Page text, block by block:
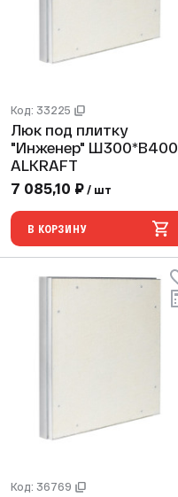
Код: 33225
Люк под плитку
"Инженер" Ш300*В400
ALKRAFT
7 085,10 ₽ / шт
В КОРЗИНУ
Код: 36769